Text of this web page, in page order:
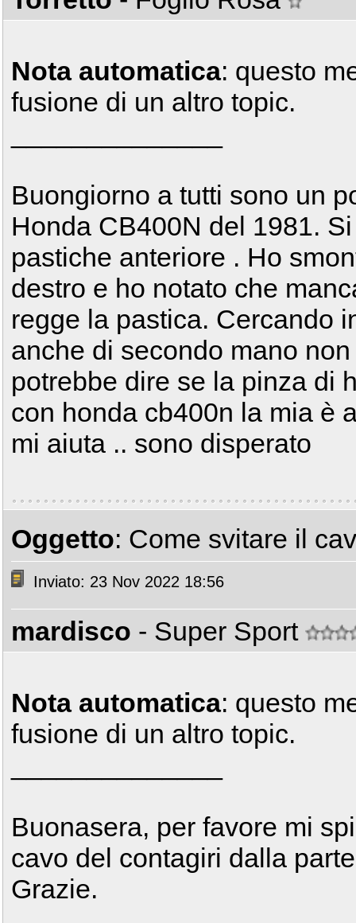
Nota automatica: questo
fusione di un altro topic.
Buongiorno a tutti sono un
Honda CB400N del 1981.
pastiche anteriore . Ho
destro e ho notato che
regge la pastica. Cercando
anche di secondo mano
potrebbe dire se la pinza di
con honda cb400n la mia è
mi aiuta .. sono disperato
Oggetto: Come svitare il
Inviato: 23 Nov 2022 18:56
mardisco - Super Sport
Nota automatica: questo
fusione di un altro topic.
Buonasera, per favore mi
cavo del contagiri dalla
Grazie.